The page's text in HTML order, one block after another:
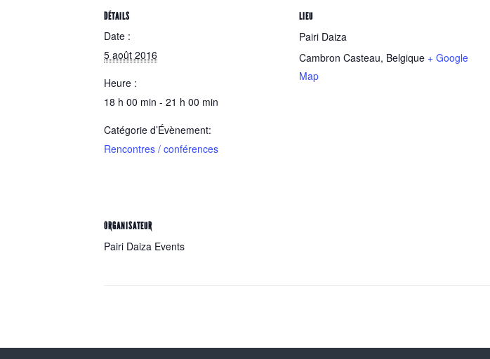
DÉTAILS
Date :
5 août 2016
Heure :
18 h 00 min - 21 h 00 min
Catégorie d’Évènement:
Rencontres / conférences
ORGANISATEUR
Pairi Daiza Events
LIEU
Pairi Daiza
Cambron Casteau, Belgique + Google
Map